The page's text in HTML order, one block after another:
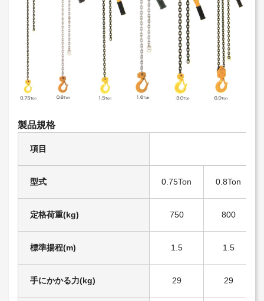
製品規格
項目
型式 0.75Ton 0.8Ton
定格荷重(kg) 750 800
標準揚程(m) 1.5 1.5
手にかかる力(kg) 29 29